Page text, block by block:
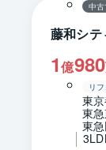
中
藤和シテ
1億980
リ
東
東
東